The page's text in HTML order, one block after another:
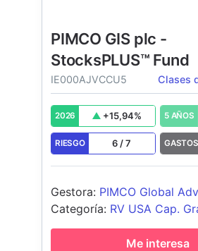
PIMCO GIS plc -
StocksPLUS™ Fund
IE000AJVCCU5 Clases
2026 +15,94% 5 AÑOS
RIESGO 6 /7 GASTOS
Gestora: PIMCO Global
(Ireland) Limited
Categoría: RV USA Cap.
Me interesa